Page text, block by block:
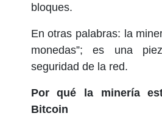
bloques.
En otras palabras: la
monedas”; es una
seguridad de la red.
Por qué la minería
Bitcoin